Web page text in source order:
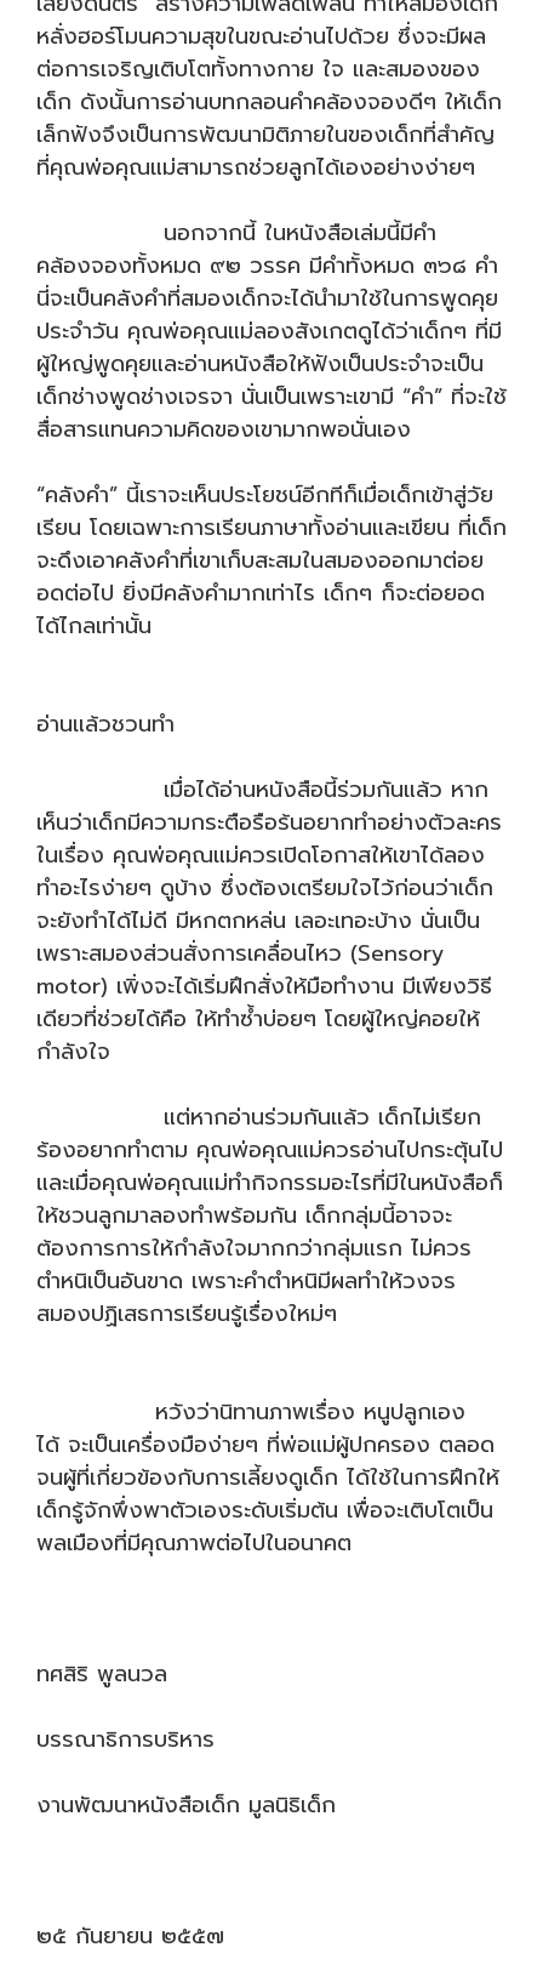
หลั่งฮอร์โมนความสุขในขณะอ่านไปด้วย ซึ่งจะมีผล
ต่อการเจริญเติบโตทั้งทางกาย ใจ และสมองของ
เด็ก ดังนั้นการอ่านบทกลอนคำคล้องจองดีๆ ให้เด็ก
เล็กฟังจึงเป็นการพัฒนามิติภายในของเด็กที่สำคัญ
ที่คุณพ่อคุณแม่สามารถช่วยลูกได้เองอย่างง่ายๆ
นอกจากนี้ ในหนังสือเล่มนี้มีคำ
คล้องจองทั้งหมด ๙๒ วรรค มีคำทั้งหมด ๓๖๘ คำ
นี่จะเป็นคลังคำที่สมองเด็กจะได้นำมาใช้ในการพูดคุย
ประจำวัน คุณพ่อคุณแม่ลองสังเกตดูได้ว่าเด็กๆ ที่มี
ผู้ใหญ่พูดคุยและอ่านหนังสือให้ฟังเป็นประจำจะเป็น
เด็กช่างพูดช่างเจรจา นั่นเป็นเพราะเขามี “คำ” ที่จะใช้
สื่อสารแทนความคิดของเขามากพอนั่นเอง
“คลังคำ” นี้เราจะเห็นประโยชน์อีกทีก็เมื่อเด็กเข้าสู่วัย
เรียน โดยเฉพาะการเรียนภาษาทั้งอ่านและเขียน ที่เด็ก
จะดึงเอาคลังคำที่เขาเก็บสะสมในสมองออกมาต่อย
อดต่อไป ยิ่งมีคลังคำมากเท่าไร เด็กๆ ก็จะต่อยอด
ได้ไกลเท่านั้น
อ่านแล้วชวนทำ
เมื่อได้อ่านหนังสือนี้ร่วมกันแล้ว หาก
เห็นว่าเด็กมีความกระตือรือร้นอยากทำอย่างตัวละคร
ในเรื่อง คุณพ่อคุณแม่ควรเปิดโอกาสให้เขาได้ลอง
ทำอะไรง่ายๆ ดูบ้าง ซึ่งต้องเตรียมใจไว้ก่อนว่าเด็ก
จะยังทำได้ไม่ดี มีหกตกหล่น เลอะเทอะบ้าง นั่นเป็น
เพราะสมองส่วนสั่งการเคลื่อนไหว (Sensory
motor) เพิ่งจะได้เริ่มฝึกสั่งให้มือทำงาน มีเพียงวิธี
เดียวที่ช่วยได้คือ ให้ทำซ้ำบ่อยๆ โดยผู้ใหญ่คอยให้
กำลังใจ
แต่หากอ่านร่วมกันแล้ว เด็กไม่เรียก
ร้องอยากทำตาม คุณพ่อคุณแม่ควรอ่านไปกระตุ้นไป
และเมื่อคุณพ่อคุณแม่ทำกิจกรรมอะไรที่มีในหนังสือก็
ให้ชวนลูกมาลองทำพร้อมกัน เด็กกลุ่มนี้อาจจะ
ต้องการการให้กำลังใจมากกว่ากลุ่มแรก ไม่ควร
ตำหนิเป็นอันขาด เพราะคำตำหนิมีผลทำให้วงจร
สมองปฏิเสธการเรียนรู้เรื่องใหม่ๆ
หวังว่านิทานภาพเรื่อง หนูปลูกเอง
ได้ จะเป็นเครื่องมือง่ายๆ ที่พ่อแม่ผู้ปกครอง ตลอด
จนผู้ที่เกี่ยวข้องกับการเลี้ยงดูเด็ก ได้ใช้ในการฝึกให้
เด็กรู้จักพึ่งพาตัวเองระดับเริ่มต้น เพื่อจะเติบโตเป็น
พลเมืองที่มีคุณภาพต่อไปในอนาคต
ทศสิริ พูลนวล
บรรณาธิการบริหาร
งานพัฒนาหนังสือเด็ก มูลนิธิเด็ก
๒๕ กันยายน ๒๕๕๗